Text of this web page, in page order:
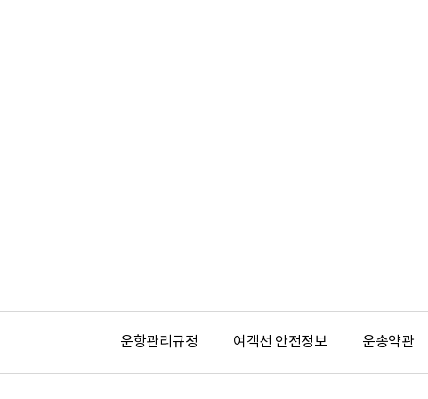
운항관리규정 여객선 안전정보 운송약관